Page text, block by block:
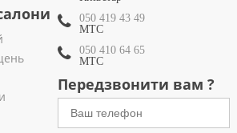
050 419 43 49
МТС
050 410 64 65
МТС
Передзвонити вам ?